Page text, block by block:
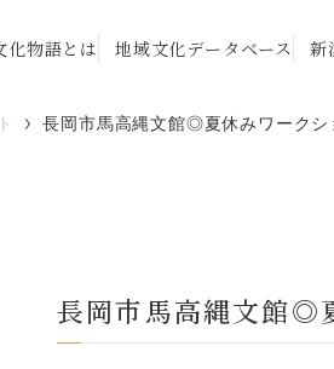
化物語とは 地域文化データベース 新
長岡市馬高縄文館◎夏休みワークシ
長岡市馬高縄文館◎